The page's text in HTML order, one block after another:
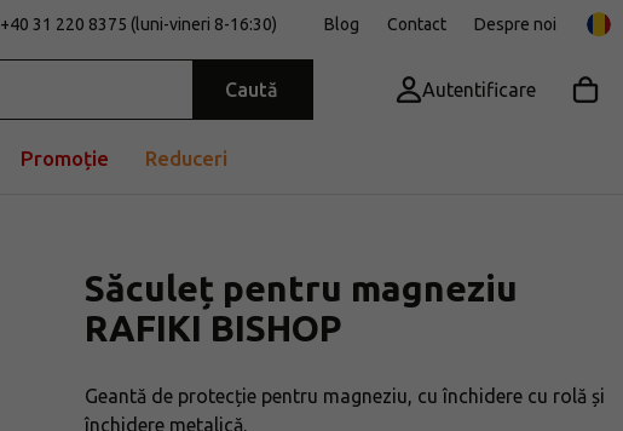
+40 31 220 8375 (luni-vineri 8-16:30) Blog Contact Despre noi
Caută Autentificare
Promoție Reduceri
Săculeț pentru magneziu
RAFIKI BISHOP
Geantă de protecție pentru magneziu, cu închidere cu rolă și
închidere metalică.